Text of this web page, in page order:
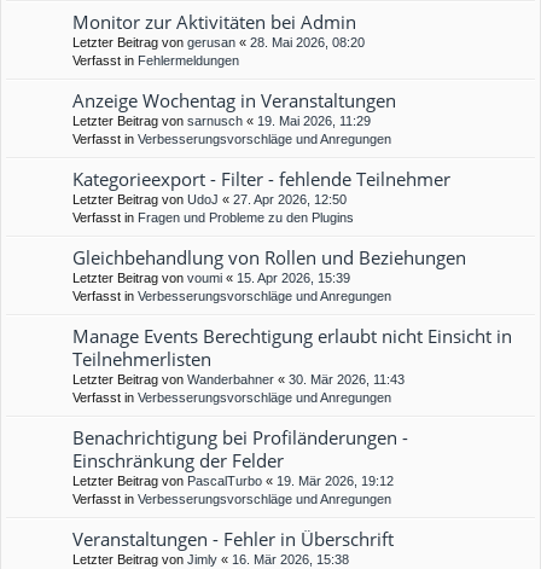
Monitor zur Aktivitäten bei Admin
Letzter Beitrag von gerusan « 28. Mai 2026, 08:20
Verfasst in Fehlermeldungen
Anzeige Wochentag in Veranstaltungen
Letzter Beitrag von sarnusch « 19. Mai 2026, 11:29
Verfasst in Verbesserungsvorschläge und Anregungen
Kategorieexport - Filter - fehlende Teilnehmer
Letzter Beitrag von UdoJ « 27. Apr 2026, 12:50
Verfasst in Fragen und Probleme zu den Plugins
Gleichbehandlung von Rollen und Beziehungen
Letzter Beitrag von voumi « 15. Apr 2026, 15:39
Verfasst in Verbesserungsvorschläge und Anregungen
Manage Events Berechtigung erlaubt nicht Einsicht in
Teilnehmerlisten
Letzter Beitrag von Wanderbahner « 30. Mär 2026, 11:43
Verfasst in Verbesserungsvorschläge und Anregungen
Benachrichtigung bei Profiländerungen -
Einschränkung der Felder
Letzter Beitrag von PascalTurbo « 19. Mär 2026, 19:12
Verfasst in Verbesserungsvorschläge und Anregungen
Veranstaltungen - Fehler in Überschrift
Letzter Beitrag von Jimly « 16. Mär 2026, 15:38